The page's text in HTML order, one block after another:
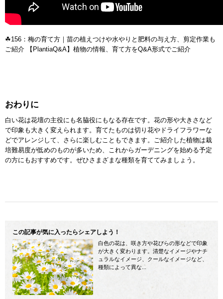
☘156：梅の育て方｜苗の植えつけや水やりと肥料の与え方、剪定作業も
ご紹介 【PlantiaQ&A】植物の情報、育て方をQ&A形式でご紹介
おわりに
白い花は花壇の主役にも名脇役にもなる存在です。花の形や大きさなど
で印象も大きく変えられます。育てたものは切り花やドライフラワーな
どでアレンジして、さらに楽しむこともできます。ご紹介した植物は栽
培難易度が低めのものが多いため、これからガーデニングを始める予定
の方にもおすすめです。ぜひさまざまな種類を育ててみましょう。
この記事が気に入ったらシェアしよう！
白色の花は、咲き方や花びらの形などで印象
が大きく変わります。清楚なイメージやナチ
ュラルなイメージ、クールなイメージなど、
種類によって異な...